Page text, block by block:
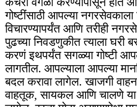
गोष्टींसाठी आपल्या
विचारण्यापर्यंत आणि तरीही
पुढच्या निवडणुकीत त्याला घरी
करणं इथपर्यंत सगळ्या गोष्टी
लागतील. आपल्याला आपल्या
बदल करावा लागेल. खाजगी
वाहतूक, सायकल आणि चालणे या